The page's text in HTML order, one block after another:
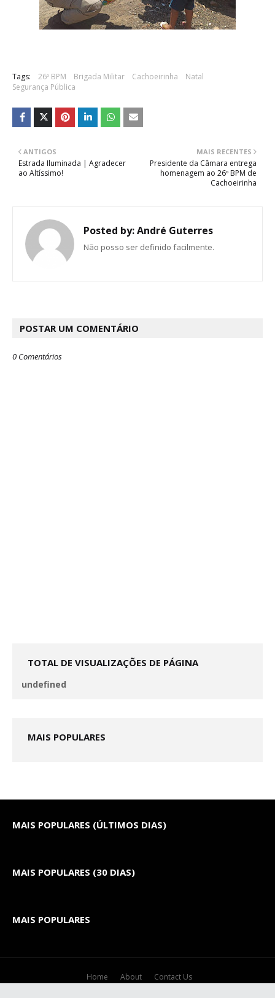
Tags: 26º BPM Brigada Militar Cachoeirinha
Natal
Segurança Pública
MAIS RECENTES
Presidente da Câmara entrega
homenagem ao 26º BPM de
Cachoeirinha
ANTIGOS
Estrada Iluminada | Agradecer
ao Altíssimo!
Posted by:André Guterres
Não posso ser definido facilmente.
POSTAR UM COMENTÁRIO
0 Comentários
TOTAL DE VISUALIZAÇÕES DE PÁGINA
undefned
MAIS POPULARES
MAIS POPULARES (ÚLTIMOS DIAS)
MAIS POPULARES (30 DIAS)
MAIS POPULARES
Home About
Contact Us